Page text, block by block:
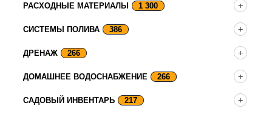
РАСХОДНЫЕ МАТЕРИАЛЫ 1 300
СИСТЕМЫ ПОЛИВА 386
ДРЕНАЖ 266
ДОМАШНЕЕ ВОДОСНАБЖЕНИЕ 266
САДОВЫЙ ИНВЕНТАРЬ 217